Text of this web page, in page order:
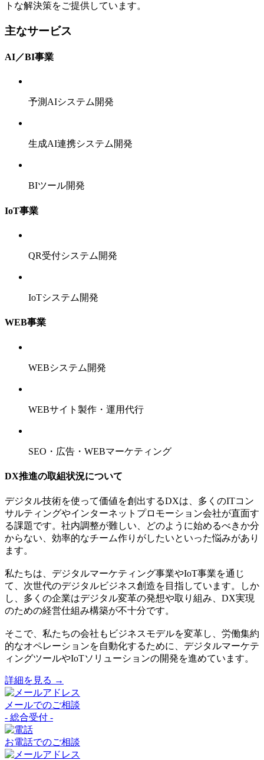
トな解決策をご提供しています。
主なサービス
AI／BI事業
予測AIシステム開発
生成AI連携システム開発
BIツール開発
IoT事業
QR受付システム開発
IoTシステム開発
WEB事業
WEBシステム開発
WEBサイト製作・運用代行
SEO・広告・WEBマーケティング
DX推進の取組状況について
デジタル技術を使って価値を創出するDXは、多くのITコン
サルティングやインターネットプロモーション会社が直面す
る課題です。社内調整が難しい、どのように始めるべきか分
からない、効率的なチーム作りがしたいといった悩みがあり
ます。
私たちは、デジタルマーケティング事業やIoT事業を通じ
て、次世代のデジタルビジネス創造を目指しています。しか
し、多くの企業はデジタル変革の発想や取り組み、DX実現
のための経営仕組み構築が不十分です。
そこで、私たちの会社もビジネスモデルを変革し、労働集約
的なオペレーションを自動化するために、デジタルマーケテ
ィングツールやIoTソリューションの開発を進めています。
詳細を見る →
メールでのご相談
- 総合受付 -
お電話でのご相談